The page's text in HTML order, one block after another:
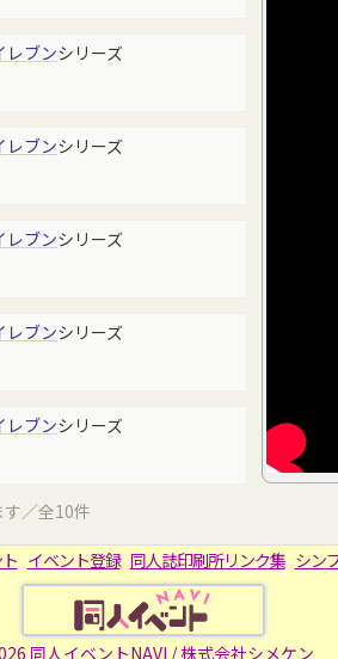
レブンシリーズ
レブンシリーズ
レブンシリーズ
レブンシリーズ
レブンシリーズ
／全10件
イベント登録 同人誌印刷所リンク集 シン
同人イベントNAVI /株式会社シメケン